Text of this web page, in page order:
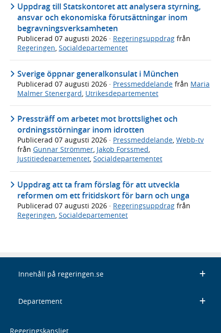
Uppdrag till Statskontoret att analysera styrning,
ansvar och ekonomiska förutsättningar inom
begravningsverksamheten
Publicerad 07 augusti 2026 · Regeringsuppdrag från
Regeringen, Socialdepartementet
Sverige öppnar generalkonsulat i München
Publicerad 07 augusti 2026 · Pressmeddelande från Maria
Malmer Stenergard Utrikesdepartementet
Pressträff om arbetet mot brottslighet och
ordningsstörningar inom idrotten
Publicerad 07 augusti 2026 · Pressmeddelande, Webb-tv
från Gunnar Strömmer, Jakob Forssmed,
Justitiedepartementet, Socialdepartementet
Uppdrag att ta fram förslag för att utveckla
reformen om ett fritidskort för barn och unga
Publicerad 07 augusti 2026 · Regeringsuppdrag från
Regeringen, Socialdepartementet
Innehåll på regeringen.se
Departement
Regeringskansliet